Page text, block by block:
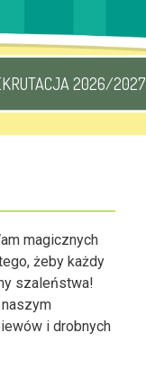
2026/2027
magicznych
żeby każdy
szaleństwa!
i drobnych